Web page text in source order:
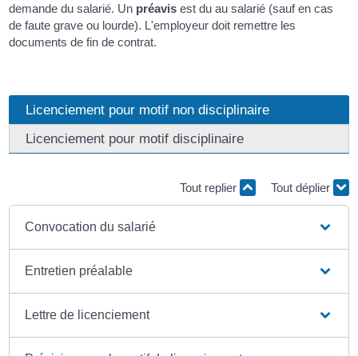
demande du salarié. Un préavis est du au salarié (sauf en cas
de faute grave ou lourde). L'employeur doit remettre les
documents de fin de contrat.
Licenciement pour motif non disciplinaire
Licenciement pour motif disciplinaire
Tout replier Tout déplier
Convocation du salarié
Entretien préalable
Lettre de licenciement